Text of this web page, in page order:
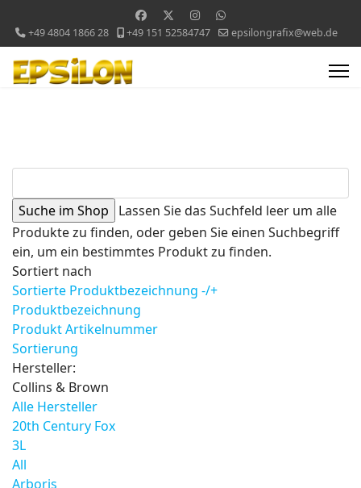
+49 4804 1866 28 +49 151 52584747 epsilongrafix@web.de
Lassen Sie das Suchfeld leer um alle
Produkte zu finden, oder geben Sie einen Suchbegriff
ein, um ein bestimmtes Produkt zu finden.
Sortiert nach
Sortierte Produktbezeichnung -/+
Produktbezeichnung
Produkt Artikelnummer
Sortierung
Hersteller:
Collins & Brown
Alle Hersteller
20th Century Fox
3L
All
Arboris